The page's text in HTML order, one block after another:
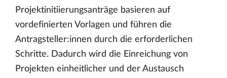
Projektinitiierungsanträge basieren auf
vordefinierten Vorlagen und führen die
Antragsteller:innen durch die erforderlichen
Schritte. Dadurch wird die Einreichung von
Projekten einheitlicher und der Austausch